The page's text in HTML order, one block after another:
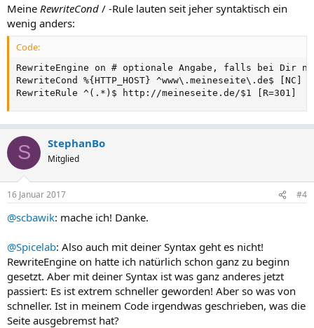
Meine RewriteCond / -Rule lauten seit jeher syntaktisch ein
wenig anders:
Code:
RewriteEngine on # optionale Angabe, falls bei Dir
RewriteCond %{HTTP_HOST} ^www\.meineseite\.de$ [NC]
RewriteRule ^(.*)$ http://meineseite.de/$1 [R=301]
S StephanBo
Mitglied
16 Januar 2017 #4
@scbawik: mache ich! Danke.
@Spicelab: Also auch mit deiner Syntax geht es nicht!
RewriteEngine on hatte ich natürlich schon ganz zu beginn
gesetzt. Aber mit deiner Syntax ist was ganz anderes jetzt
passiert: Es ist extrem schneller geworden! Aber so was von
schneller. Ist in meinem Code irgendwas geschrieben, was die
Seite ausgebremst hat?